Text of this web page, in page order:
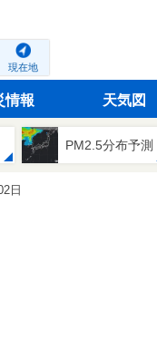
現在地
情報 天気図
PM2.5分布予測
日